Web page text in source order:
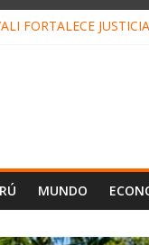
FORTALECE
MUNDO